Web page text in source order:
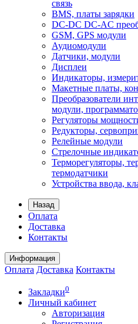
связь
BMS, платы зарядки
DC-DC DC-AC
GSM, GPS модули
Аудиомодули
Датчики, модули
Дисплеи
Индикаторы,
Макетные платы,
Преобразователи
модули,
Регуляторы
Редукторы,
Релейные модули
Стрелочные
Терморегуляторы,
термодатчики
Устройства ввода,
Назад
Оплата
Доставка
Контакты
Информация
Оплата Доставка Контакты
Закладки0
Личный кабинет
Авторизация